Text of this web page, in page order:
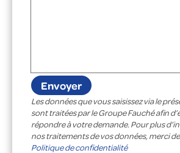
Les données que vous saisissez via le
sont traitées par le Groupe Fauché afin
répondre à votre demande. Pour plus
nos traitements de vos données, merci
Politique de confidentialité